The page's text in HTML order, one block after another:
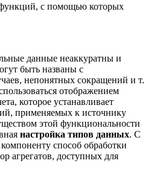
с помощью которых
данные неаккуратны и
быть названы с
непонятных сокращений и т.
отображением
которое устанавливает
применяемых к источнику
этой функциональности
настройка типов данных. С
способ обработки
агрегатов, доступных для